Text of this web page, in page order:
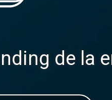
de la